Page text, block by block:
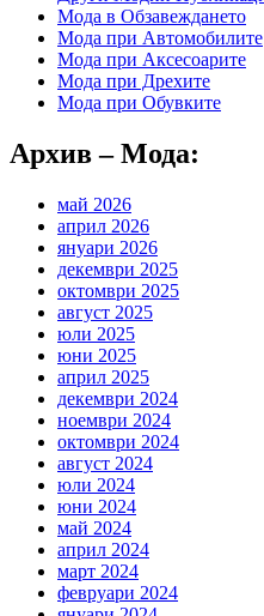
Мода в Обзавеждането
Мода при Автомобилите
Мода при Аксесоарите
Мода при Дрехите
Мода при Обувките
Архив – Мода:
май 2026
април 2026
януари 2026
декември 2025
октомври 2025
август 2025
юли 2025
юни 2025
април 2025
декември 2024
ноември 2024
октомври 2024
август 2024
юли 2024
юни 2024
май 2024
април 2024
март 2024
февруари 2024